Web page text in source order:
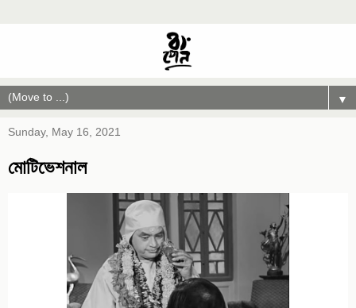
▼
Sunday, May 16, 2021
মোটিভেশনাল